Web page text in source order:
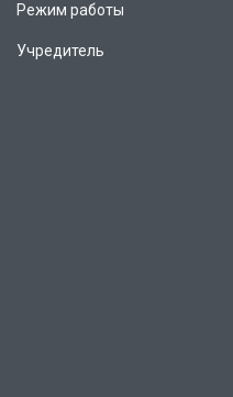
Режим работы
Учредитель